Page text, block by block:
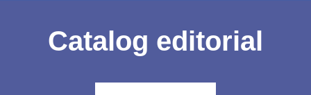
Catalog editorial